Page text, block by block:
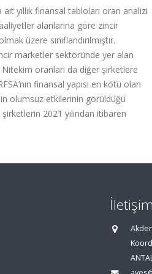
yıllık finansal tabloları oran analizi
alanlarına göre zincir
üzere sınıflandırılmıştır.
marketler sektöründe yer alan
oranları da diğer şirketlere
finansal yapısı en kötü olan
olumsuz etkilerinin görüldüğü
2021 yılından itibaren